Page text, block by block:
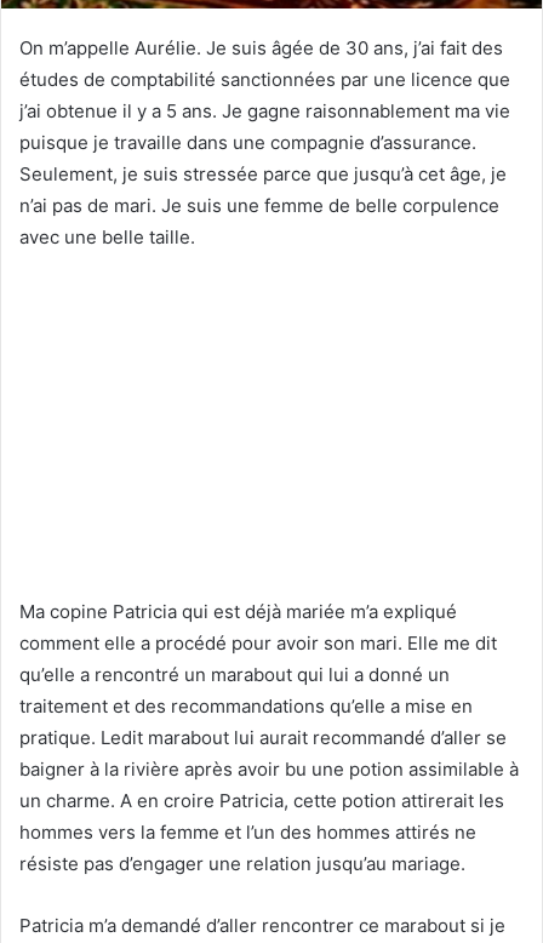
On m’appelle Aurélie. Je suis âgée de 30 ans, j’ai fait des
études de comptabilité sanctionnées par une licence que
j’ai obtenue il y a 5 ans. Je gagne raisonnablement ma vie
puisque je travaille dans une compagnie d’assurance.
Seulement, je suis stressée parce que jusqu’à cet âge, je
n’ai pas de mari. Je suis une femme de belle corpulence
avec une belle taille.
Ma copine Patricia qui est déjà mariée m’a expliqué
comment elle a procédé pour avoir son mari. Elle me dit
qu’elle a rencontré un marabout qui lui a donné un
traitement et des recommandations qu’elle a mise en
pratique. Ledit marabout lui aurait recommandé d’aller se
baigner à la rivière après avoir bu une potion assimilable à
un charme. A en croire Patricia, cette potion attirerait les
hommes vers la femme et l’un des hommes attirés ne
résiste pas d’engager une relation jusqu’au mariage.
Patricia m’a demandé d’aller rencontrer ce marabout si je